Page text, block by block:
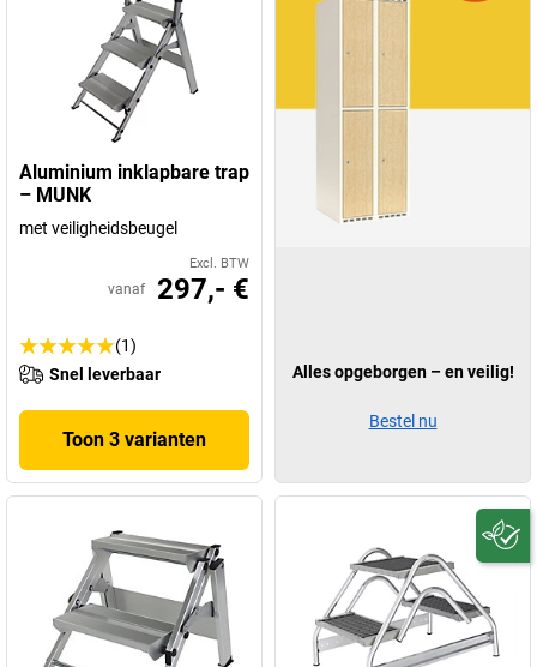
Aluminium inklapbare trap
– MUNK
met veiligheidsbeugel
Excl. BTW
vanaf 297,- €
(1)
Snel leverbaar
Toon 3 varianten
Alles opgeborgen – en veilig!
Bestel nu